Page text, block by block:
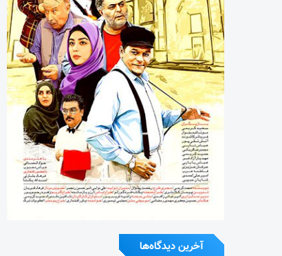
آخرین دیدگاه‌ها